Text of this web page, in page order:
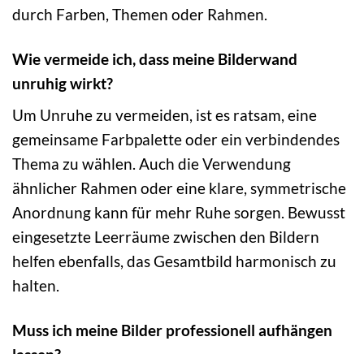
durch Farben, Themen oder Rahmen.
Wie vermeide ich, dass meine Bilderwand
unruhig wirkt?
Um Unruhe zu vermeiden, ist es ratsam, eine
gemeinsame Farbpalette oder ein verbindendes
Thema zu wählen. Auch die Verwendung
ähnlicher Rahmen oder eine klare, symmetrische
Anordnung kann für mehr Ruhe sorgen. Bewusst
eingesetzte Leerräume zwischen den Bildern
helfen ebenfalls, das Gesamtbild harmonisch zu
halten.
Muss ich meine Bilder professionell aufhängen